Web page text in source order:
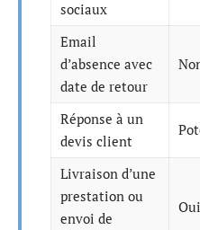
sociaux
Email
d’absence avec
date de retour
Réponse à un
devis client
Livraison d’une
prestation ou
envoi de
Oui